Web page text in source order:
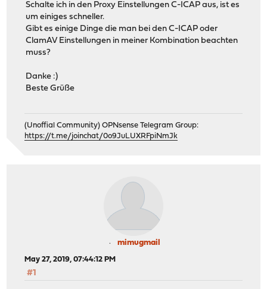
Schalte ich in den Proxy Einstellungen C-ICAP aus, ist es
um einiges schneller.
Gibt es einige Dinge die man bei den C-ICAP oder
ClamAV Einstellungen in meiner Kombination beachten
muss?
Danke :)
Beste Grüße
(Unoffial Community) OPNsense Telegram Group:
https://t.me/joinchat/0o9JuLUXRFpiNmJk
mimugmail
May 27, 2019, 07:44:12 PM
#1